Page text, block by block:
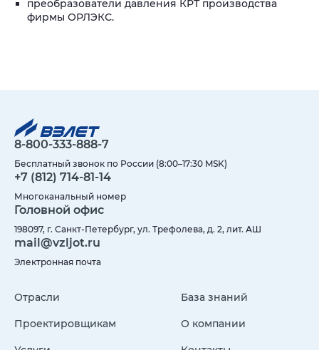
преобразователи давления КРТ производства
фирмы ОРЛЭКС.
8-800-333-888-7
Бесплатный звонок по России (8:00–17:30 MSK)
+7 (812) 714-81-14
Многоканальный номер
Головной офис
198097, г. Санкт-Петербург, ул. Трефолева, д. 2, лит. АШ
mail@vzljot.ru
Электронная почта
Отрасли
Проектировщикам
База знаний
О компании